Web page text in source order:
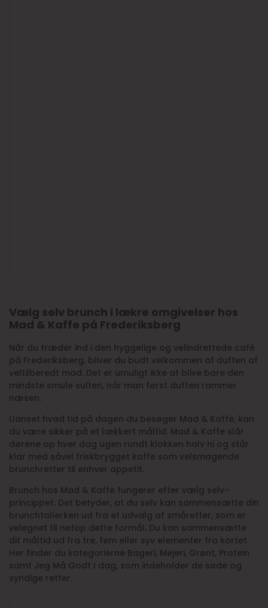
Vælg selv brunch i lækre omgivelser hos
Mad & Kaffe på Frederiksberg
Når du træder ind i den hyggelige og velindrettede café
på Frederiksberg, bliver du budt velkommen af duften af
veltilberedt mad. Det er umuligt ikke at blive bare den
mindste smule sulten, når man først duften rammer
næsen.
Uanset hvad tid på dagen du besøger Mad & Kaffe, kan
du være sikker på et lækkert måltid. Mad & Kaffe slår
dørene op hver dag ugen rundt klokken halv ni og står
klar med såvel friskbrygget kaffe som velsmagende
brunchretter til enhver appetit.
Brunch hos Mad & Kaffe fungerer efter vælg selv-
princippet. Det betyder, at du selv kan sammensætte din
brunchtallerken ud fra et udvalg af småretter, som er
velegnet til netop dette formål. Du kan sammensætte
dit måltid ud fra tre, fem eller syv elementer fra kortet.
Her finder du kategorierne Bageri, Mejeri, Grønt, Protein
samt Jeg Må Godt I dag, som indeholder de søde og
syndige retter.